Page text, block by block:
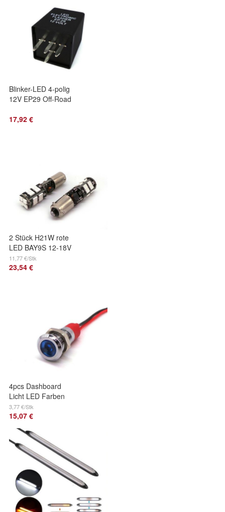
Blinker-LED 4-polig
12V EP29 Off-Road
17,92 €
2 Stück H21W rote
LED BAY9S 12-18V
CANBUS 650lm
starke Glühbirne
11,77 €/Stk
23,54 €
4pcs Dashboard
Licht LED Farben
Blau Off-Road
3,77 €/Stk
15,07 €